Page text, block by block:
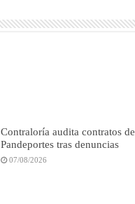
Contraloría audita contratos de
Pandeportes tras denuncias
07/08/2026